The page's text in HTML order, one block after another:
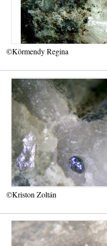
©Körmendy Regina
©Kriston Zoltán